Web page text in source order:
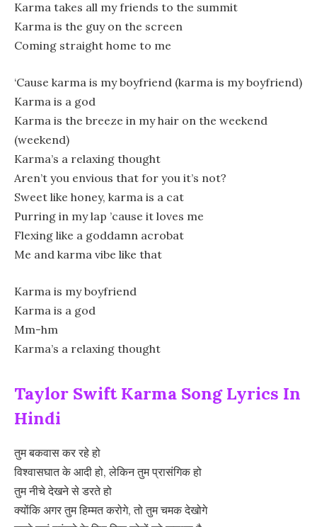
Karma takes all my friends to the summit
Karma is the guy on the screen
Coming straight home to me
‘Cause karma is my boyfriend (karma is my boyfriend)
Karma is a god
Karma is the breeze in my hair on the weekend
(weekend)
Karma’s a relaxing thought
Aren’t you envious that for you it’s not?
Sweet like honey, karma is a cat
Purring in my lap ’cause it loves me
Flexing like a goddamn acrobat
Me and karma vibe like that
Karma is my boyfriend
Karma is a god
Mm-hm
Karma’s a relaxing thought
Taylor Swift Karma Song Lyrics In
Hindi
तुम बकवास कर रहे हो
विश्वासघात के आदी हो, लेकिन तुम प्रासंगिक हो
तुम नीचे देखने से डरते हो
क्योंकि अगर तुम हिम्मत करोगे, तो तुम चमक देखोगे